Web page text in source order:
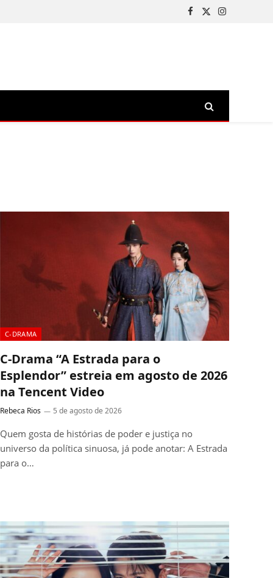
Facebook
X
Instagram
C-DRAMA
C-Drama “A Estrada para o
Esplendor” estreia em agosto de 2026
na Tencent Video
Rebeca Rios 5 de agosto de 2026
Quem gosta de histórias de poder e justiça no
universo da política sinuosa, já pode anotar: A Estrada
para o…